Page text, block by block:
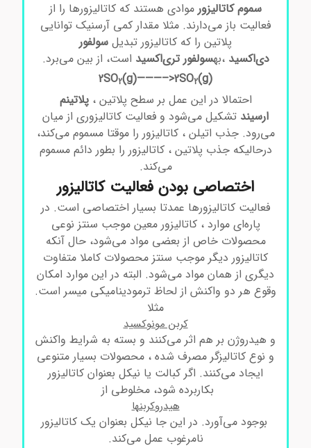
سموم کاتالیزورموادی هستند که کاتالیزورها را از
فعالیت باز می‌دارند. مثلا مقدار کمی آرسنیک توانایی
پلاتین را که کاتالیزور تبدیلسولفور
دی‌اکسید،به سولفور تری‌اکسیداست، از بین می‌برد.
2(g)———–>2SO2(g
احتمالا در این عمل بر سطح پلاتین ،پلاتینم
ارسیندتشکیل می‌شود و فعالیت کاتالیزوری از میان
می‌رود. جذب اتیلن ، کاتالیزور را موقتا مسموم می‌کند،
درحالیکه جذب پلاتین ، کاتالیزور را بطور دائم مسموم
می‌کند.
اختصاصی بودن فعالیت کاتالیزور
فعالیت کاتالیزورها عمدتا بسیار اختصاصی است. در
پاره‌ای موارد ، کاتالیزور معین موجب سنتز نوعی
محصولات خاص از بعضی مواد می‌شود، حال آنکه
کاتالیزور دیگر موجب سنتز محصولات کاملا متفاوت
دیگری از همان مواد می‌شود. البته در این موارد امکان
وقوع هر دو واکنش از لحاظ ترمودینامیکی میسر است.
مثلا
کربن مونوکسید
و هیدروژن بر هم اثر می‌کنند و بسته به شرایط واکنش
و نوع کاتالیزگر مصرف شده ، محصولات بسیار متنوعی
ایجاد می‌کنند. اگر کبالت یا نیکل بعنوان کاتالیزور
بکاربرده شود، مخلوطی از
هیدروکربنها
بوجود می‌آورد. در این جا نیکل بعنوان یک کاتالیزور
نامرغوب عمل می‌کند.